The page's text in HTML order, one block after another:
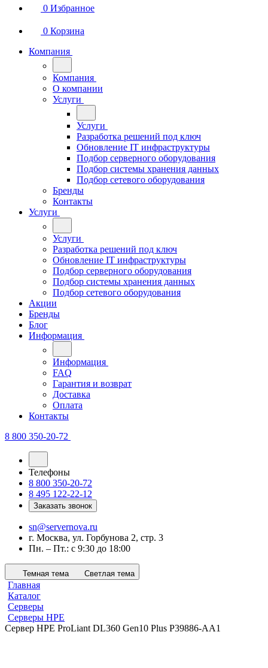
0 Избранное
0 Корзина
Компания
Компания
О компании
Услуги
Услуги
Разработка решений под ключ
Обновление IT инфраструктуры
Подбор серверного оборудования
Подбор системы хранения данных
Подбор сетевого оборудования
Бренды
Контакты
Услуги
Услуги
Разработка решений под ключ
Обновление IT инфраструктуры
Подбор серверного оборудования
Подбор системы хранения данных
Подбор сетевого оборудования
Акции
Бренды
Блог
Информация
Информация
FAQ
Гарантия и возврат
Доставка
Оплата
Контакты
8 800 350-20-72
Телефоны
8 800 350-20-72
8 495 122-22-12
Заказать звонок
sn@servernova.ru
г. Москва, ул. Горбунова 2, стр. 3
Пн. – Пт.: с 9:30 до 18:00
Темная тема Светлая тема
Главная
Каталог
Серверы
Серверы HPE
Сервер HPE ProLiant DL360 Gen10 Plus P39886-AA1